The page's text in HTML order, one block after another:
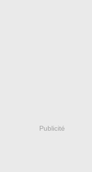
Publicité